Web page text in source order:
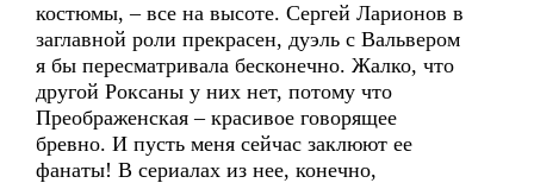
костюмы, – все на высоте. Сергей Ларионов в
заглавной роли прекрасен, дуэль с Вальвером
я бы пересматривала бесконечно. Жалко, что
другой Роксаны у них нет, потому что
Преображенская – красивое говорящее
бревно. И пусть меня сейчас заклюют ее
фанаты! В сериалах из нее, конечно,